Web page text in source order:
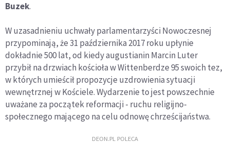
Buzek.
W uzasadnieniu uchwały parlamentarzyści Nowoczesnej
przypominają, że 31 października 2017 roku upłynie
dokładnie 500 lat, od kiedy augustianin Marcin Luter
przybił na drzwiach kościoła w Wittenberdze 95 swoich tez,
w których umieścił propozycje uzdrowienia sytuacji
wewnętrznej w Kościele. Wydarzenie to jest powszechnie
uważane za początek reformacji - ruchu religijno-
społecznego mającego na celu odnowę chrześcijaństwa.
DEON.PL POLECA